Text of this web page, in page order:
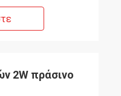
2W πράσινο